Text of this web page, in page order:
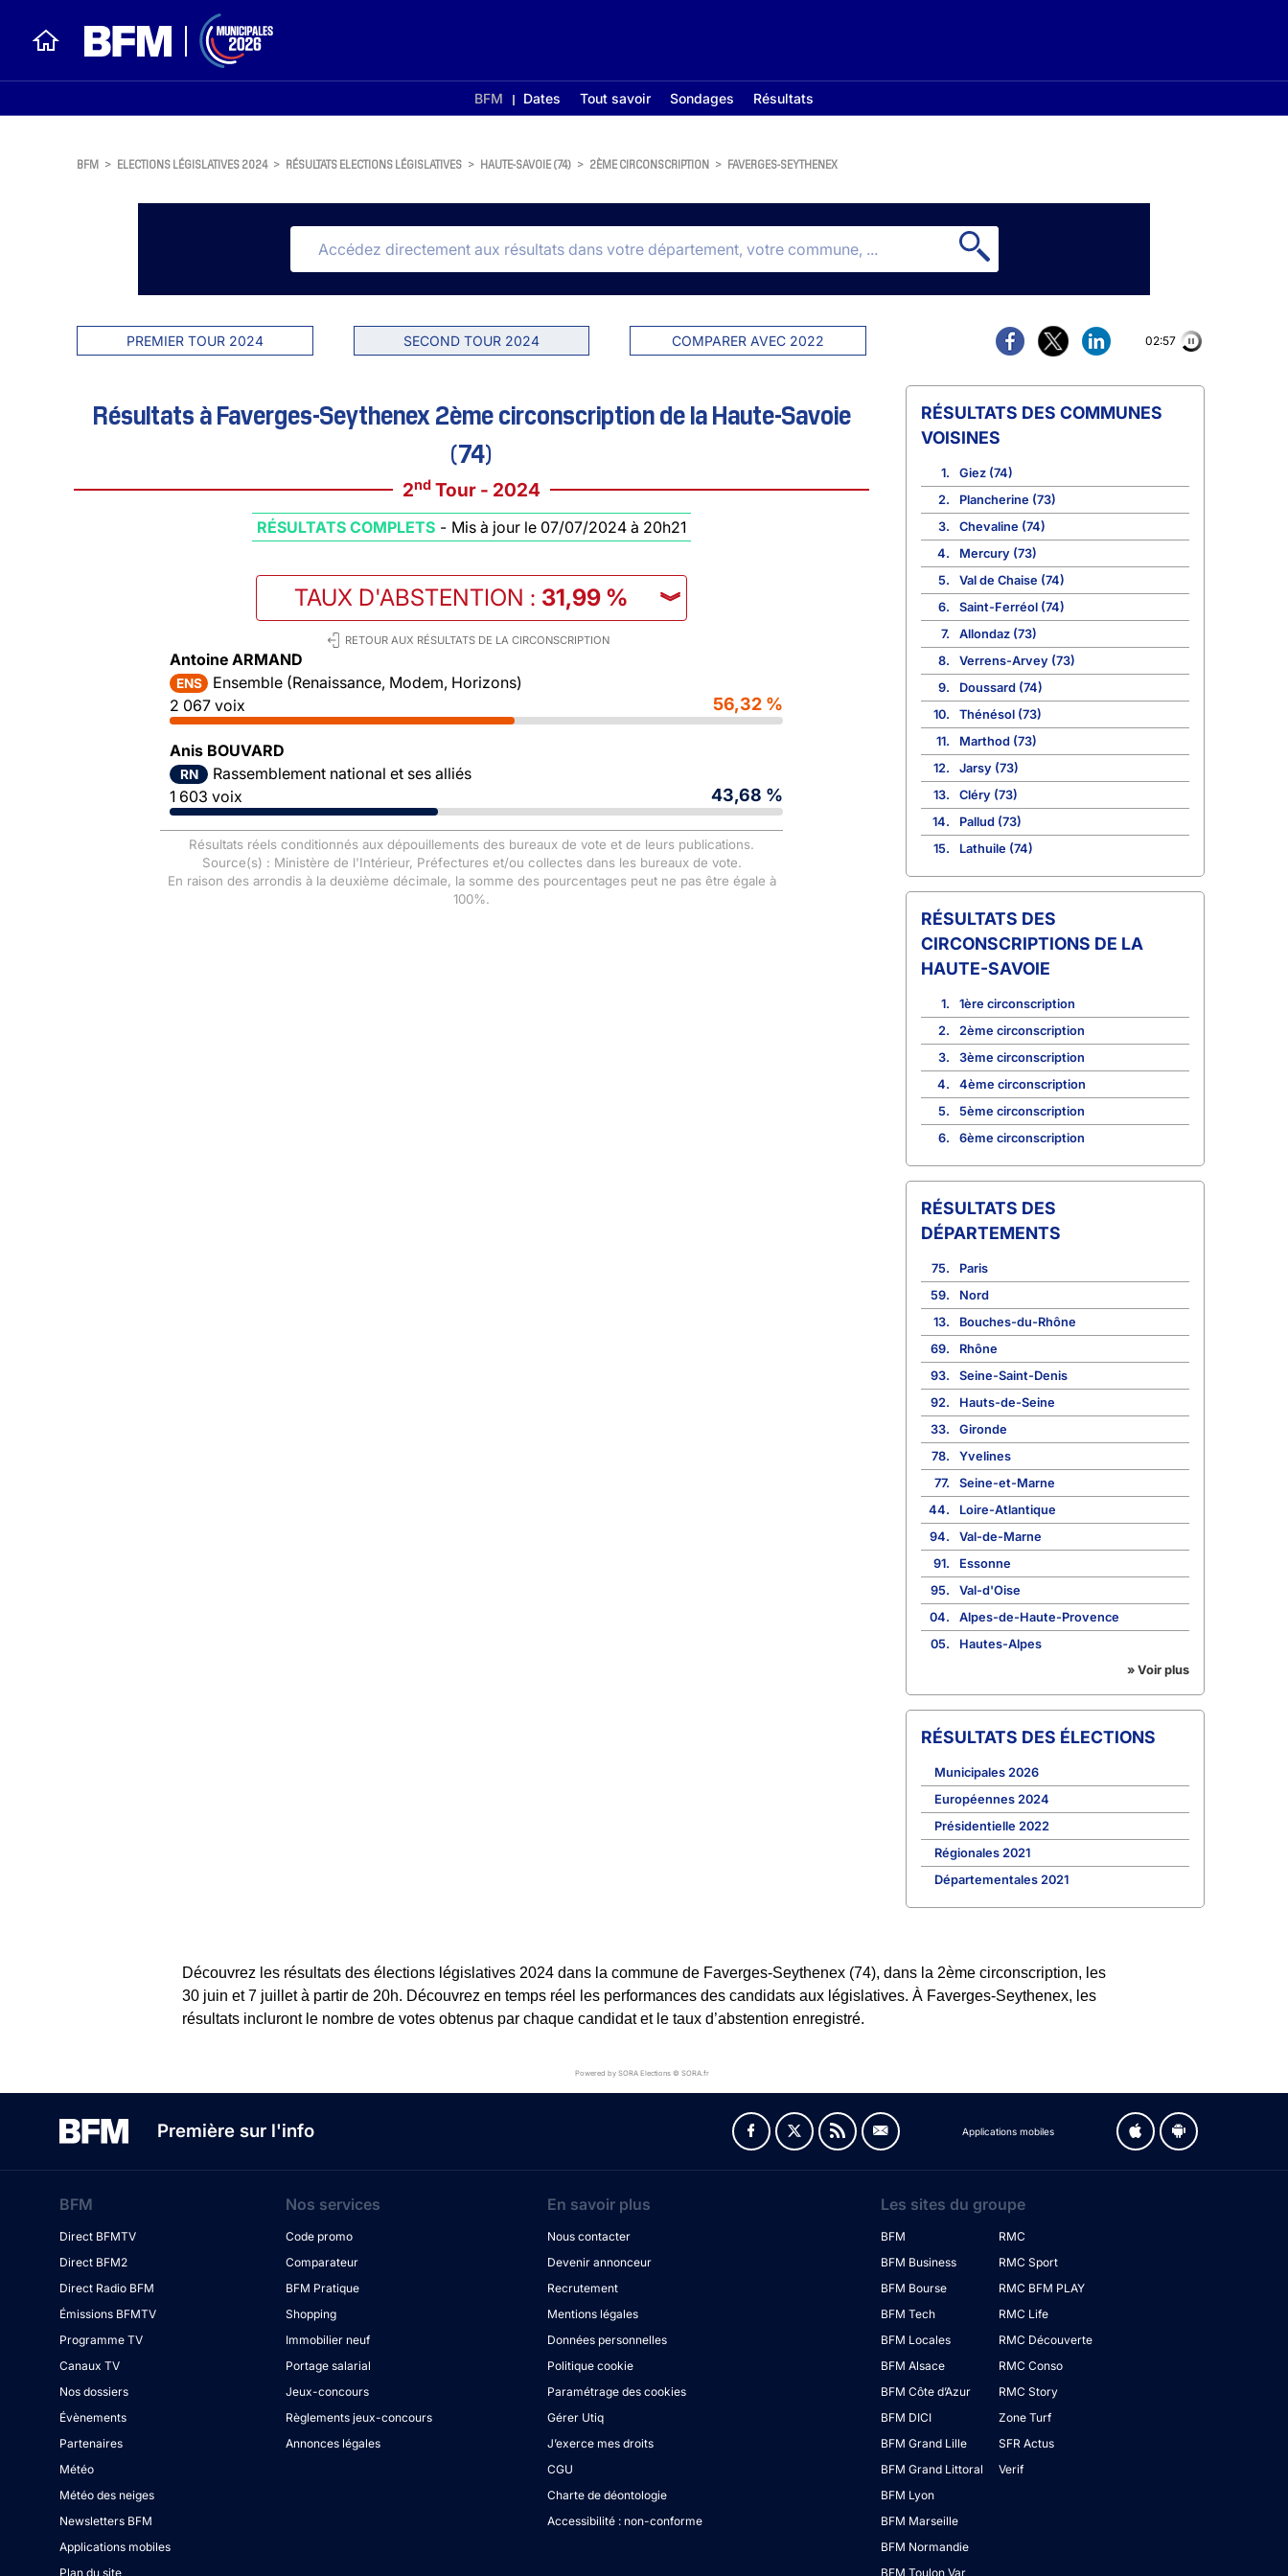
BFM Dates Tout savoir Sondages Résultats
BFM > ELECTIONS LÉGISLATIVES 2024 > RÉSULTATS ELECTIONS LÉGISLATIVES > HAUTE-SAVOIE (74) > 2ÈME CIRCONSCRIPTION > FAVERGES-SEYTHENEX
PREMIER TOUR 2024 SECOND TOUR 2024 COMPARER AVEC 2022 02:56
Résultats à Faverges-Seythenex 2ème circonscription de la Haute-Savoie
(74)
2nd Tour - 2024
RÉSULTATS COMPLETS - Mis à jour le 07/07/2024 à 20h21
TAUX D'ABSTENTION : 31,99 % ︾
RETOUR AUX RÉSULTATS DE LA CIRCONSCRIPTION
Antoine ARMAND
ENS
Ensemble (Renaissance, Modem, Horizons)
2 067 voix
56,32 %
Anis BOUVARD
RN
Rassemblement national et ses alliés
1 603 voix
43,68 %
Résultats réels conditionnés aux dépouillements des bureaux de vote et de leurs publications.
Source(s) : Ministère de l'Intérieur, Préfectures et/ou collectes dans les bureaux de vote.
En raison des arrondis à la deuxième décimale, la somme des pourcentages peut ne pas être égale à
100%.
COMMUNES
VOISINES
1.
Giez (74)
2.
Plancherine (73)
3.
Chevaline (74)
4.
Mercury (73)
5.
Val de Chaise (74)
6.
Saint-Ferréol (74)
7.
Allondaz (73)
8.
Verrens-Arvey (73)
9.
Doussard (74)
10.
Thénésol (73)
11.
Marthod (73)
12.
Jarsy (73)
13.
Cléry (73)
14.
Pallud (73)
15.
Lathuile (74)
CIRCONSCRIPTIONS DE LA
HAUTE-SAVOIE
1.
1ère circonscription
2.
2ème circonscription
3.
3ème circonscription
4.
4ème circonscription
5.
5ème circonscription
6.
6ème circonscription
RÉSULTATS DES
DÉPARTEMENTS
75.
Paris
59.
Nord
13.
Bouches-du-Rhône
69.
Rhône
93.
Seine-Saint-Denis
92.
Hauts-de-Seine
33.
Gironde
78.
Yvelines
77.
Seine-et-Marne
44.
Loire-Atlantique
94.
Val-de-Marne
91.
Essonne
95.
Val-d'Oise
04.
Alpes-de-Haute-Provence
05.
Hautes-Alpes
» Voir plus
RÉSULTATS DES ÉLECTIONS
Municipales 2026
Européennes 2024
Présidentielle 2022
Régionales 2021
Départementales 2021
Découvrez les résultats des élections législatives 2024 dans la commune de Faverges-Seythenex (74), dans la 2ème circonscription, les
30 juin et 7 juillet à partir de 20h. Découvrez en temps réel les performances des candidats aux législatives. À Faverges-Seythenex, les
résultats incluront le nombre de votes obtenus par chaque candidat et le taux d’abstention enregistré.
Powered by SORA Elections © SORA.fr
Première sur l'info Applications mobiles
BFM
Direct BFMTV
Direct BFM2
Direct Radio BFM
Émissions BFMTV
Programme TV
Canaux TV
Nos dossiers
Évènements
Partenaires
Météo
Météo des neiges
Newsletters BFM
Applications mobiles
Plan du site
Nos services
Code promo
Comparateur
BFM Pratique
Shopping
Immobilier neuf
Portage salarial
Jeux-concours
Règlements jeux-concours
Annonces légales
En savoir plus
Nous contacter
Devenir annonceur
Recrutement
Mentions légales
Données personnelles
Politique cookie
Paramétrage des cookies
Gérer Utiq
J’exerce mes droits
CGU
Charte de déontologie
Accessibilité : non-conforme
Les sites du groupe
BFM
BFM Business
BFM Bourse
BFM Tech
BFM Locales
BFM Alsace
BFM Côte d’Azur
BFM DICI
BFM Grand Lille
BFM Grand Littoral
BFM Lyon
BFM Marseille
BFM Normandie
BFM Toulon Var
RMC
RMC Sport
RMC BFM PLAY
RMC Life
RMC Découverte
RMC Conso
RMC Story
Zone Turf
SFR Actus
Verif